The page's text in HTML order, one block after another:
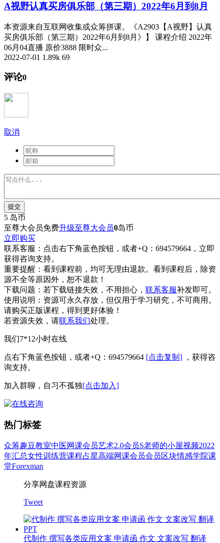
A视野认真买房俱乐部（第三期）2022年6月到8月
本资源来自互联网收集或众筹拼课。《A2903【A视野】认真
买房俱乐部（第三期）2022年6月到8月》】 课程介绍 2022年
06月04直播 原价3888 限时众...
2022-07-01 1.89k 69
评论0
取消
提交
5 岛币
至尊大会员免费升级至尊大会员0岛币
立即购买
联系客服： 点击右下角蓝色按钮，或者+Q：694579664，立即
获得咨询支持。
重要提醒： 看到课程前，均可无理由退款。看到课程后，除资
源不全等原因外，恕不退款！
下载问题： 若下载链接失效，不用担心， 联系客服补发即可。
使用说明： 资源可永久存放，但仅用于学习研究，不可商用。
请购买正版课程，得到更好体验！
若资源失效，请联系我们处理。
我们7*12小时在线
点右下角蓝色按钮，或者+Q：694579664 [点击复制] ，获得咨
询支持。
加入群聊，自习不孤独[点击加入]
热门标签
众筹趣豆教室中医网课会员艺术2.0会员S老师的小屋视频2022
年汇总女性训练营课程占星高端网课会员会员区块情感学院课
堂Forexman
分享网盘课程资源
Tweet
代制作 撰写各类应用文案 申请函 作文 文案改写 翻译